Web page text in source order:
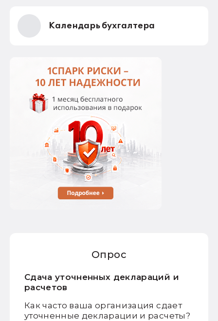
Календарь бухгалтера
Опрос
Сдача уточненных деклараций и
расчетов
Как часто ваша организация сдает
уточненные декларации и расчеты?